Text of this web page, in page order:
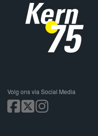
Volg ons via Social Media